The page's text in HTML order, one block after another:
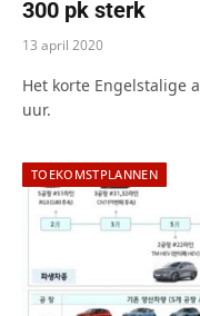
300 pk sterk
13 april 2020
Het korte Engelstalige
uur.
TOEKOMSTPLANNEN